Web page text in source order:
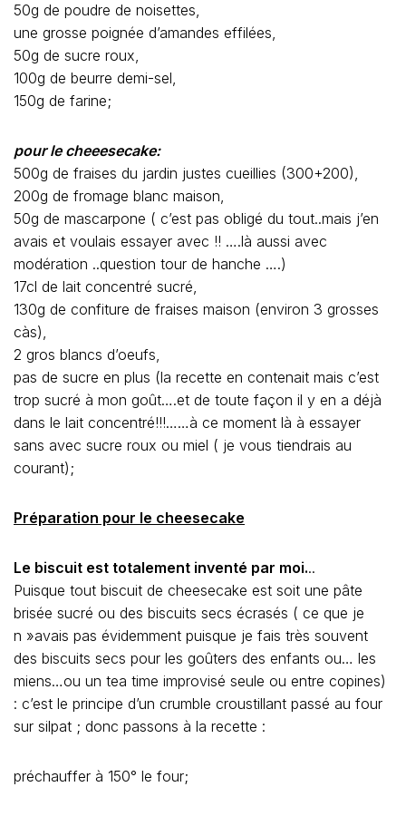
50g de poudre de noisettes,
une grosse poignée d’amandes effilées,
50g de sucre roux,
100g de beurre demi-sel,
150g de farine;
pour le cheeesecake:
500g de fraises du jardin justes cueillies (300+200),
200g de fromage blanc maison,
50g de mascarpone ( c’est pas obligé du tout..mais j’en
avais et voulais essayer avec !! ….là aussi avec
modération ..question tour de hanche ….)
17cl de lait concentré sucré,
130g de confiture de fraises maison (environ 3 grosses
càs),
2 gros blancs d’oeufs,
pas de sucre en plus (la recette en contenait mais c’est
trop sucré à mon goût….et de toute façon il y en a déjà
dans le lait concentré!!!……à ce moment là à essayer
sans avec sucre roux ou miel ( je vous tiendrais au
courant);
Préparation pour le cheesecake
Le biscuit est totalement inventé par moi...
Puisque tout biscuit de cheesecake est soit une pâte
brisée sucré ou des biscuits secs écrasés ( ce que je
n »avais pas évidemment puisque je fais très souvent
des biscuits secs pour les goûters des enfants ou… les
miens…ou un tea time improvisé seule ou entre copines)
: c’est le principe d’un crumble croustillant passé au four
sur silpat ; donc passons à la recette :
préchauffer à 150° le four;